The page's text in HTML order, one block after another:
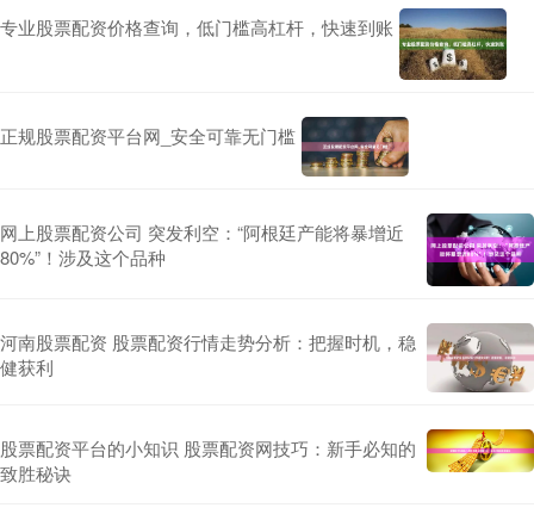
专业股票配资价格查询，低门槛高杠杆，快速到账
正规股票配资平台网_安全可靠无门槛
网上股票配资公司 突发利空：“阿根廷产能将暴增近
80%”！涉及这个品种
河南股票配资 股票配资行情走势分析：把握时机，稳
健获利
股票配资平台的小知识 股票配资网技巧：新手必知的
致胜秘诀